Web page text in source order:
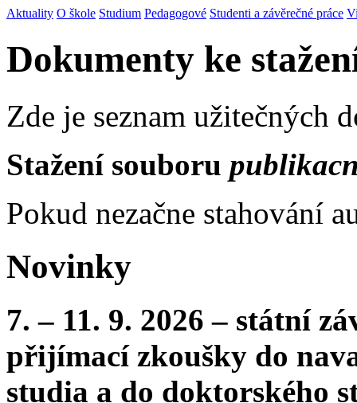
Aktuality O škole Studium Pedagogové Studenti a závěrečné práce
Dokumenty ke
Zde je seznam užitečných
Stažení souboru
Pokud nezačne stahování
Novinky
7. – 11. 9. 2026 – státní
přijímací zkoušky do
studia a do doktorského